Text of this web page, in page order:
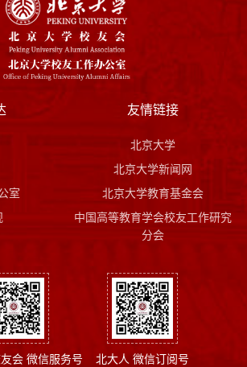
室
友情链接
北京大学
北京大学新闻网
北京大学教育基金会
中国高等教育学会校友工作研究
分会
会 微信服务号 北大人 微信订阅号